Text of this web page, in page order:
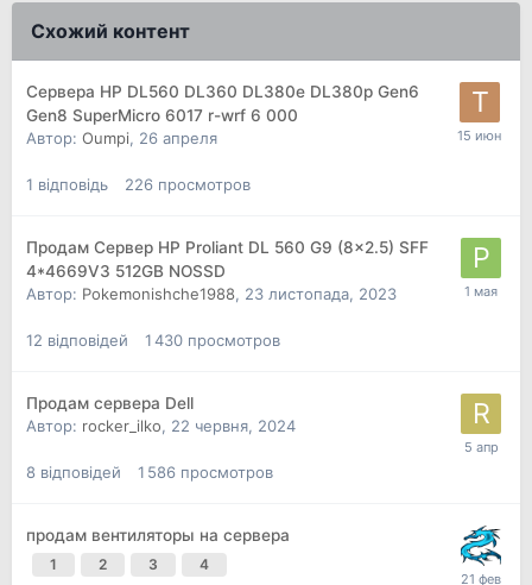
Схожий контент
Сервера HP DL560 DL360 DL380e DL380p Gen6
Gen8 SuperMicro 6017 r-wrf 6 000
Автор: Oumpi, 26 апреля
1 відповідь 226 просмотров
Продам Сервер HP Proliant DL 560 G9 (8x2.5) SFF
4*4669V3 512GB NOSSD
Автор: Pokemonishche1988, 23 листопада, 2023
12 відповідей 1 430 просмотров
Продам сервера Dell
Автор: rocker_ilko, 22 червня, 2024
8 відповідей 1 586 просмотров
продам вентиляторы на сервера
1 2 3 4